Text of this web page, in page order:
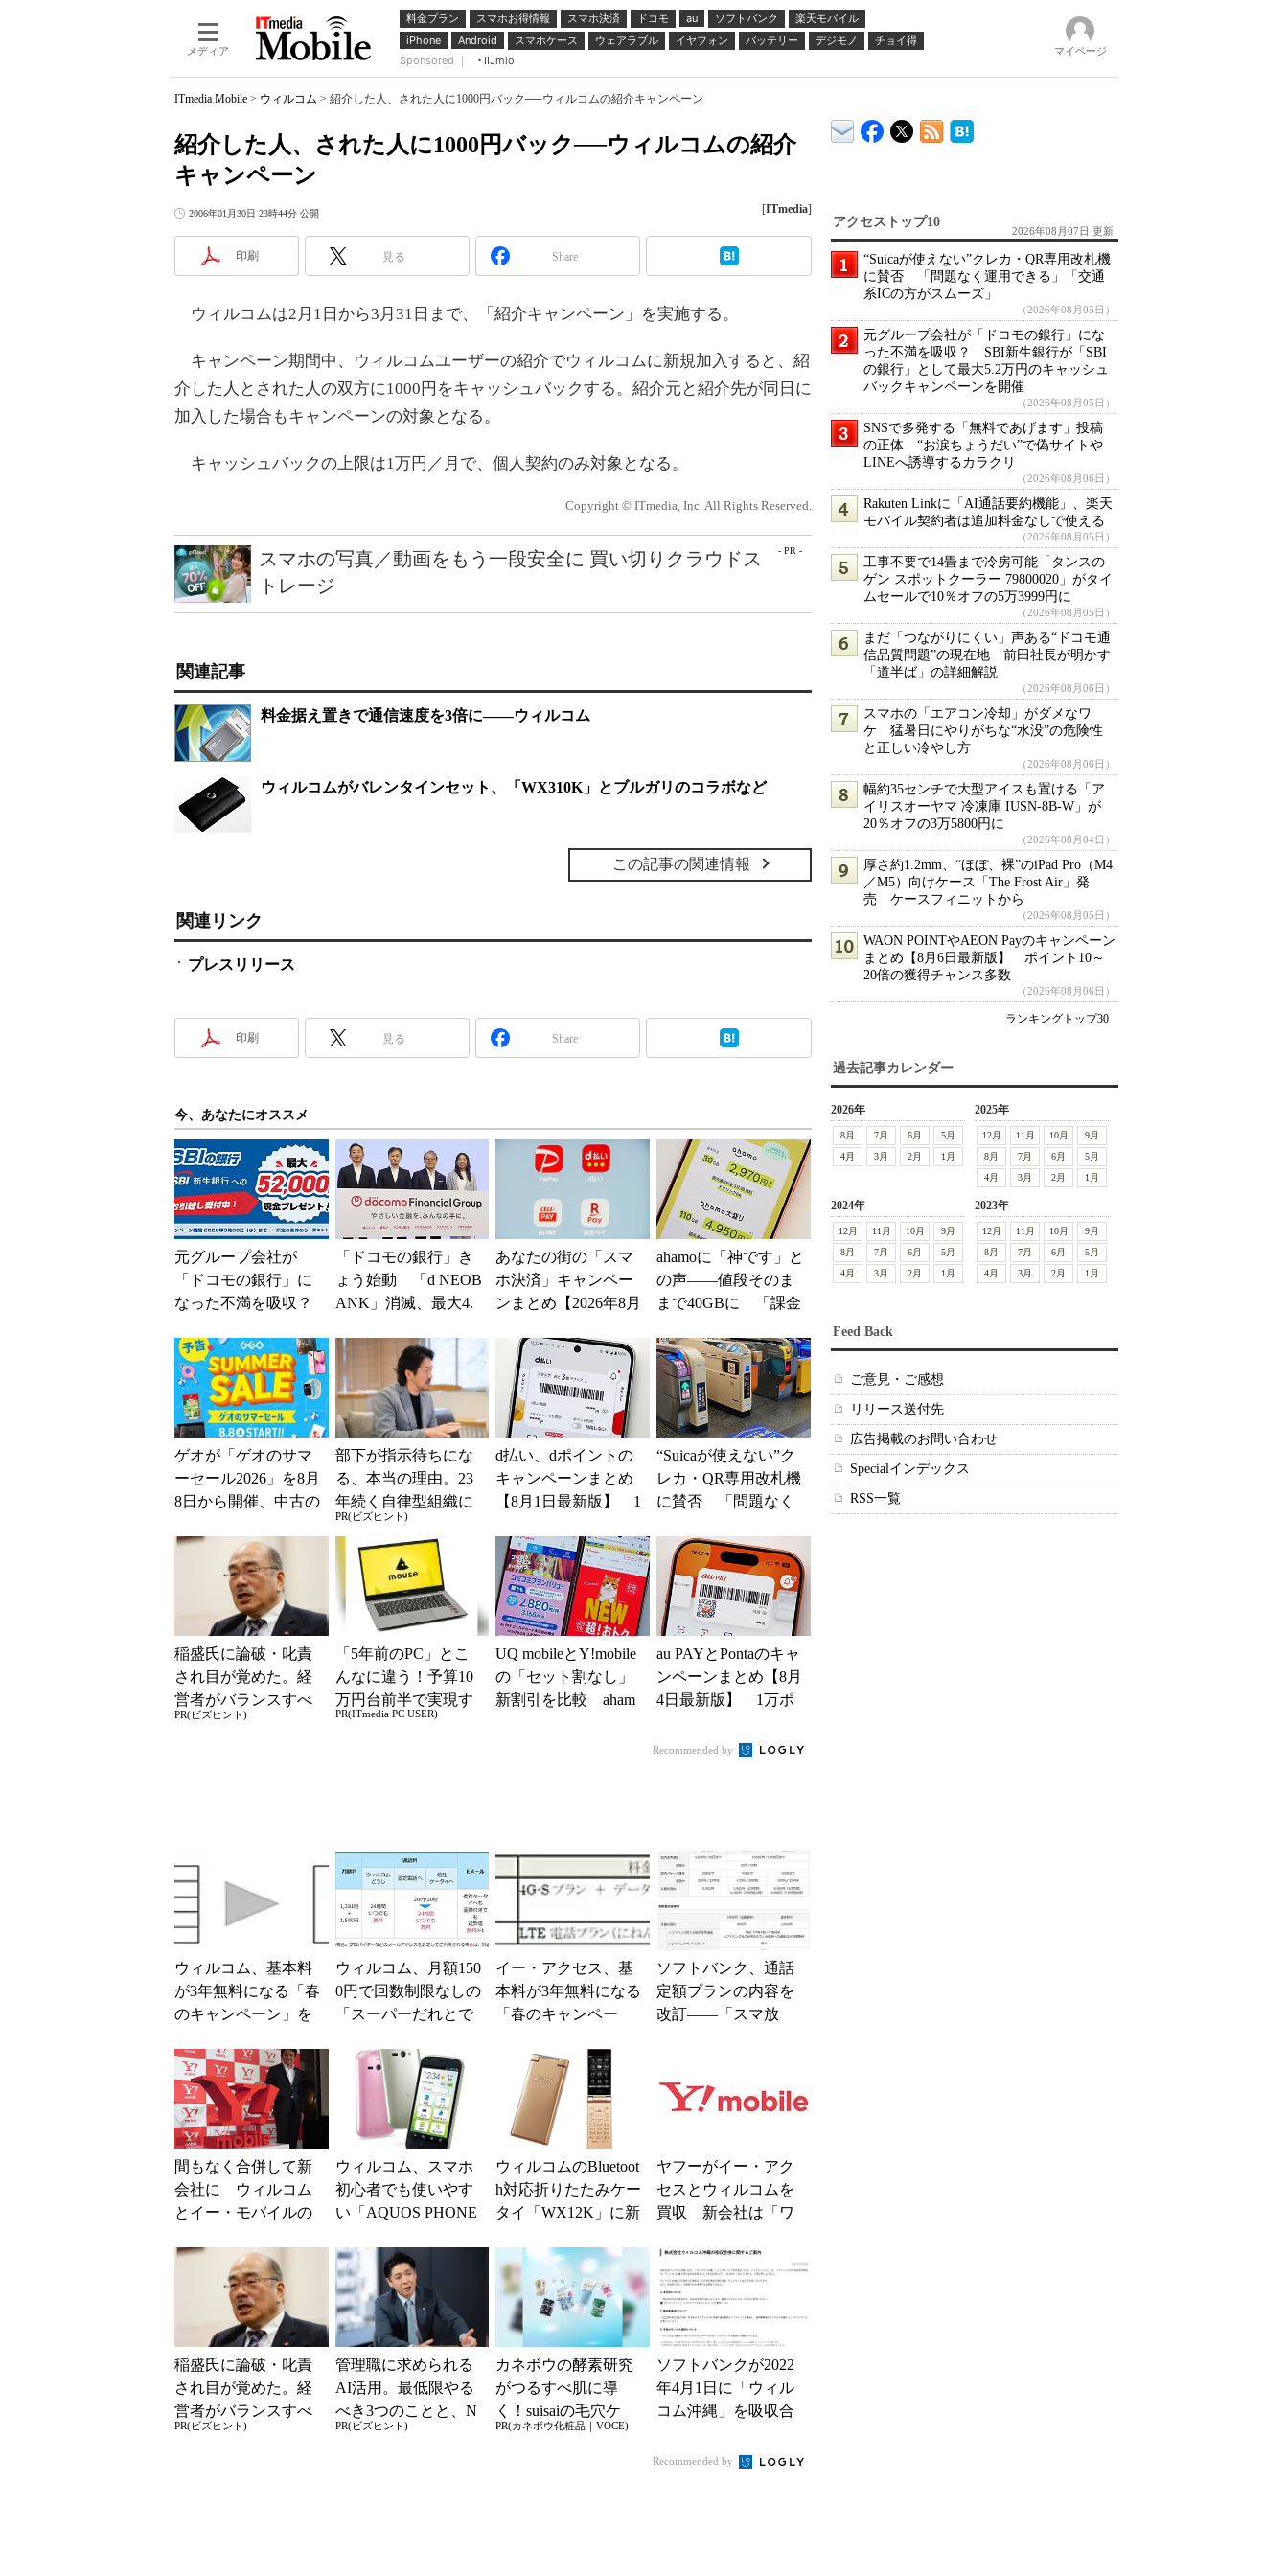
メディア
料金プラン スマホお得情報 スマホ決済 ドコモ au ソフトバンク
楽天モバイル
iPhone
Android スマホケース ウェアラブル イヤフォン バッテリー デジモノ
チョイ得
Sponsored ｜
IIJmio
マイページ
ITmedia Mobile > ウィルコム > 紹介した人、された人に1000円バック──ウィルコムの紹介キャンペーン
紹介した人、された人に1000円バック──ウィルコムの紹介
キャンペーン
2006年01月30日 23時44分 公開 [ITmedia]
印刷 見る Share
ウィルコムは2月1日から3月31日まで、「紹介キャンペーン」を実施する。
キャンペーン期間中、ウィルコムユーザーの紹介でウィルコムに新規加入すると、紹
介した人とされた人の双方に1000円をキャッシュバックする。紹介元と紹介先が同日に
加入した場合もキャンペーンの対象となる。
キャッシュバックの上限は1万円／月で、個人契約のみ対象となる。
Copyright © ITmedia, Inc. All Rights Reserved.
- PR -
スマホの写真／動画をもう一段安全に 買い切りクラウドス
トレージ
関連記事
料金据え置きで通信速度を3倍に――ウィルコム
ウィルコムがバレンタインセット、「WX310K」とブルガリのコラボなど
この記事の関連情報
関連リンク
プレスリリース
印刷 見る Share
今、あなたにオススメ
元グループ会社が
「ドコモの銀行」に
なった不満を吸収？
BIの銀行」として最
大5....
「ドコモの銀行」き
ょう始動 「d NEOB
ANK」消滅、最大4.
解説
あなたの街の「スマ
ホ決済」キャンペー
ンまとめ【2026年8月
い、au PAY...
ahamoに「神です」と
の声――値段そのま
まで40GBに 「課金
た」と戸惑いも
ゲオが「ゲオのサマ
ーセール2026」を8月
8日から開催、中古の
得に
部下が指示待ちにな
る、本当の理由。23
年続く自律型組織に
共通する「3つの要
素」
PR(ビズヒント)
d払い、dポイントの
キャンペーンまとめ
【8月1日最新版】 1
元の施策がめじろ押
し
“Suicaが使えない”ク
レカ・QR専用改札機
に賛否 「問題なく
系ICの方がスムー...
稲盛氏に論破・叱責
され目が覚めた。経
営者がバランスすべ
き2つの背反
PR(ビズヒント)
「5年前のPC」とこ
んなに違う！予算10
万円台前半で実現す
る快適PCライフ
PR(ITmedia PC USER)
UQ mobileとY!mobile
の「セット割なし」
新割引を比較 aham
au PAYとPontaのキャ
ンペーンまとめ【8月
4日最新版】 1万ポ
0％還元あ...
Recommended by
ウィルコム、基本料
が3年無料になる「春
のキャンペーン」を
イルユーザーは“ずっ
と無料...
ウィルコム、月額150
0円で回数制限なしの
「スーパーだれとで
イー・アクセス、基
本料が3年無料になる
「春のキャンペー
ルコム端末との“もう
1台無料...
ソフトバンク、通話
定額プランの内容を
改訂――「スマ放
間もなく合併して新
会社に ウィルコム
とイー・モバイルの
ウィルコム、スマホ
初心者でも使いやす
い「AQUOS PHONE
日に発売
ウィルコムのBluetoot
h対応折りたたみケー
タイ「WX12K」に新
ド
ヤフーがイー・アク
セスとウィルコムを
買収 新会社は「ワ
稲盛氏に論破・叱責
され目が覚めた。経
営者がバランスすべ
き2つの背反
PR(ビズヒント)
管理職に求められる
AI活用。最低限やる
べき3つのことと、N
Gな自己認識
PR(ビズヒント)
カネボウの酵素研究
がつるすべ肌に導
く！suisaiの毛穴ケ
ア・角質ケア
PR(カネボウ化粧品｜VOCE)
ソフトバンクが2022
年4月1日に「ウィル
コム沖縄」を吸収合
ク」「Y!mobile」...
Recommended by
アクセストップ10
2026年08月07日 更新
“Suicaが使えない”クレカ・QR専用改札機
に賛否 「問題なく運用できる」「交通
系ICの方がスムーズ」
（2026年08月05日）
元グループ会社が「ドコモの銀行」にな
った不満を吸収？ SBI新生銀行が「SBI
の銀行」として最大5.2万円のキャッシュ
バックキャンペーンを開催
（2026年08月05日）
SNSで多発する「無料であげます」投稿
の正体 “お涙ちょうだい”で偽サイトや
LINEへ誘導するカラクリ
（2026年08月06日）
Rakuten Linkに「AI通話要約機能」、楽天
モバイル契約者は追加料金なしで使える
（2026年08月05日）
工事不要で14畳まで冷房可能「タンスの
ゲン スポットクーラー 79800020」がタイ
ムセールで10％オフの5万3999円に
（2026年08月05日）
まだ「つながりにくい」声ある“ドコモ通
信品質問題”の現在地 前田社長が明かす
「道半ば」の詳細解説
（2026年08月06日）
スマホの「エアコン冷却」がダメなワ
ケ 猛暑日にやりがちな“水没”の危険性
と正しい冷やし方
（2026年08月06日）
幅約35センチで大型アイスも置ける「ア
イリスオーヤマ 冷凍庫 IUSN-8B-W」が
20％オフの3万5800円に
（2026年08月04日）
厚さ約1.2mm、“ほぼ、裸”のiPad Pro（M4
／M5）向けケース「The Frost Air」発
売 ケースフィニットから
（2026年08月05日）
WAON POINTやAEON Payのキャンペーン
まとめ【8月6日最新版】 ポイント10～
20倍の獲得チャンス多数
（2026年08月06日）
ランキングトップ30
過去記事カレンダー
2026年
8月 7月 6月
5月
4月
3月 2月 1月
2025年
12月 11月 10月
9月
8月
7月 6月
5月
4月
3月 2月 1月
2024年
12月 11月 10月
9月
8月
7月 6月
5月
4月
3月 2月 1月
2023年
12月 11月 10月
9月
8月
7月 6月
5月
4月
3月 2月 1月
Feed Back
ご意見・ご感想
リリース送付先
広告掲載のお問い合わせ
Specialインデックス
RSS一覧